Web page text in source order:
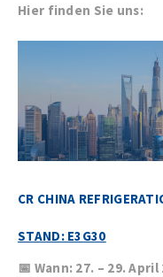
Hier finden Sie uns:
CR CHINA
STAND: E3G30
📅 Wann: 27. – 29. April